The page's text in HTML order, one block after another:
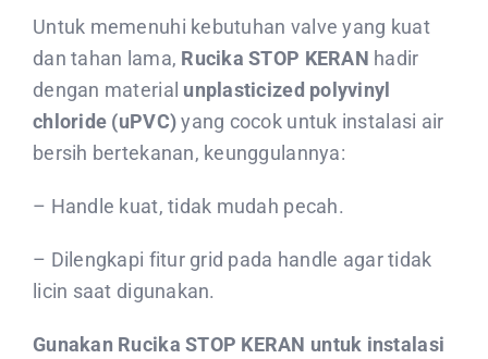
Untuk memenuhi kebutuhan valve yang kuat
dan tahan lama, Rucika STOP KERAN hadir
dengan material unplasticized polyvinyl
chloride (uPVC)yang cocok untuk instalasi air
bersih bertekanan, keunggulannya:
– Handle kuat, tidak mudah pecah.
– Dilengkapi fitur grid pada handle agar tidak
licin saat digunakan.
Gunakan Rucika STOP KERAN untuk instalasi